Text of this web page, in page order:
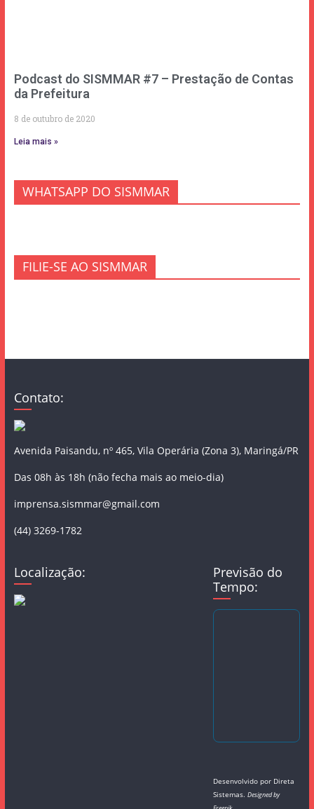
Podcast do SISMMAR #7 – Prestação de Contas
da Prefeitura
8 de outubro de 2020
Leia mais »
WHATSAPP DO SISMMAR
FILIE-SE AO SISMMAR
Contato:
Avenida Paisandu, nº 465, Vila Operária (Zona 3), Maringá/PR
Das 08h às 18h (não fecha mais ao meio-dia)
imprensa.sismmar@gmail.com
(44) 3269-1782
Localização:
Previsão do
Tempo:
Desenvolvido por Direta
Sistemas.Designed by